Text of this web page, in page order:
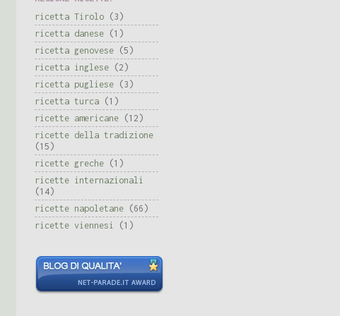
ricetta Tirolo (3)
ricetta danese (1)
ricetta genovese (5)
ricetta inglese (2)
ricetta pugliese (3)
ricetta turca (1)
ricette americane (12)
ricette della tradizione
(15)
ricette greche (1)
ricette internazionali
(14)
ricette napoletane (66)
ricette viennesi
(1)